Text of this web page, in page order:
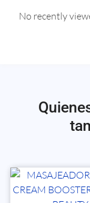
No recently